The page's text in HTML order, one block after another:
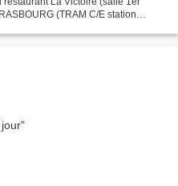
(TRAM C/E station